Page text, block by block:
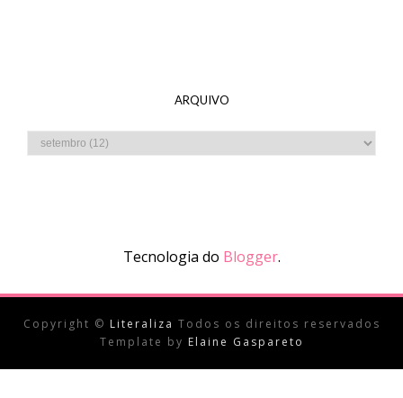
ARQUIVO
Tecnologia do Blogger.
Copyright © Literaliza Todos os direitos reservados
Template by Elaine Gaspareto